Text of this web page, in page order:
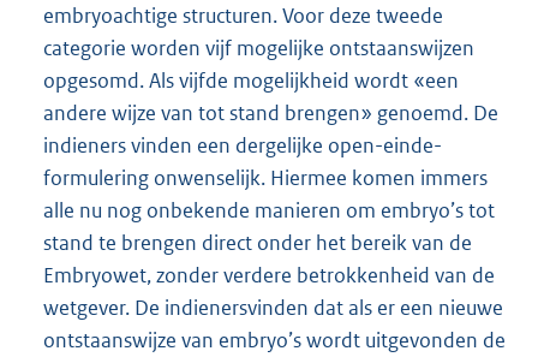
embryoachtige structuren. Voor deze tweede
categorie worden vijf mogelijke ontstaanswijzen
opgesomd. Als vijfde mogelijkheid wordt «een
andere wijze van tot stand brengen» genoemd. De
indieners vinden een dergelijke open-einde-
formulering onwenselijk. Hiermee komen immers
alle nu nog onbekende manieren om embryo’s tot
stand te brengen direct onder het bereik van de
Embryowet, zonder verdere betrokkenheid van de
wetgever. De indienersvinden dat als er een nieuwe
ontstaanswijze van embryo’s wordt uitgevonden de